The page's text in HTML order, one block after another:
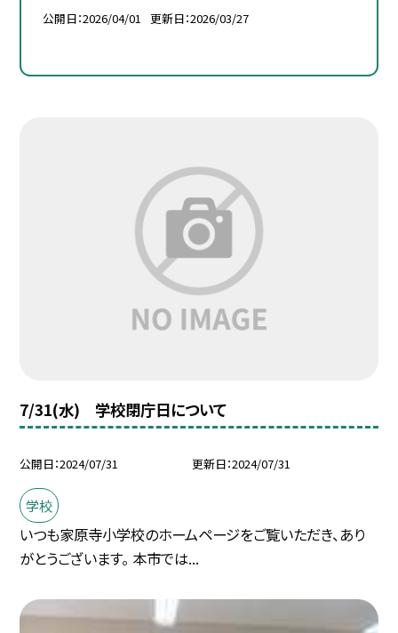
公開日 2026/04/01 更新日 2026/03/27
7/31(水) 学校閉庁日について
公開日 2024/07/31 更新日 2024/07/31
学校
いつも家原寺小学校のホームページをご覧いただき、あり
がとうございます。 本市では...